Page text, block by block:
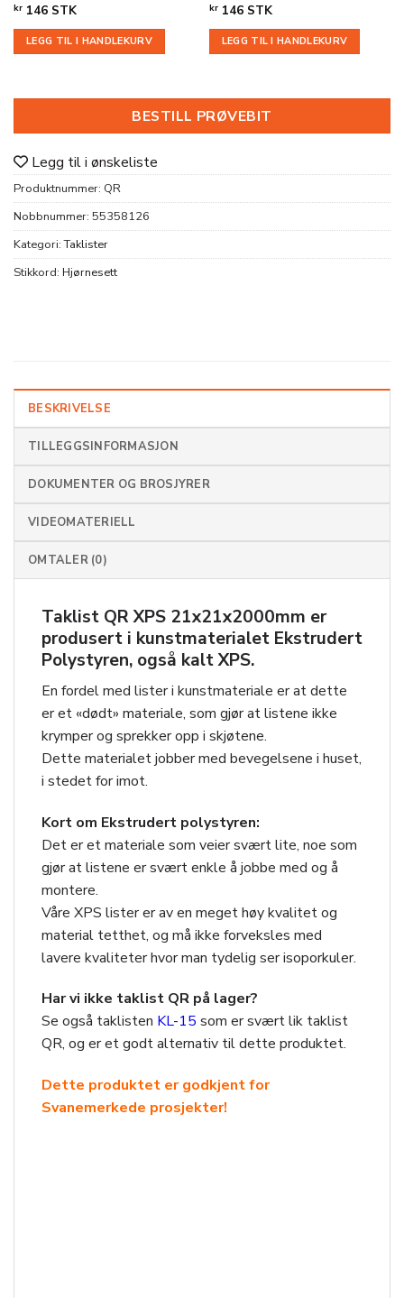
kr 146 STK
LEGG TIL I HANDLEKURV
kr146 STK
LEGG TIL I HANDLEKURV
BESTILL PRØVEBIT
Legg til i ønskeliste
Produktnummer: QR
Nobbnummer: 55358126
Kategori:Taklister
Stikkord: Hjørnesett
BESKRIVELSE
TILLEGGSINFORMASJON
DOKUMENTER OG BROSJYRER
VIDEOMATERIELL
OMTALER (0)
Taklist QR XPS 21x21x2000mm er
produsert i kunstmaterialet Ekstrudert
Polystyren, også kalt XPS.
En fordel med lister i kunstmateriale er at dette
er et «dødt» materiale, som gjør at listene ikke
krymper og sprekker opp i skjøtene.
Dette materialet jobber med bevegelsene i huset,
i stedet for imot.
Kort om Ekstrudert polystyren:
Det er et materiale som veier svært lite, noe som
gjør at listene er svært enkle å jobbe med og å
montere.
Våre XPS lister er av en meget høy kvalitet og
material tetthet, og må ikke forveksles med
lavere kvaliteter hvor man tydelig ser isoporkuler.
Har vi ikke taklist QR på lager?
Se også taklisten KL-15 som er svært lik taklist
QR, og er et godt alternativ til dette produktet.
Dette produktet er godkjent for
Svanemerkede prosjekter!